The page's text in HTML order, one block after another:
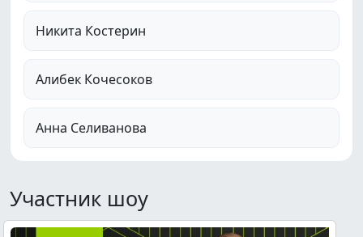
Никита Костерин
Алибек Кочесоков
Анна Селиванова
Участник шоу